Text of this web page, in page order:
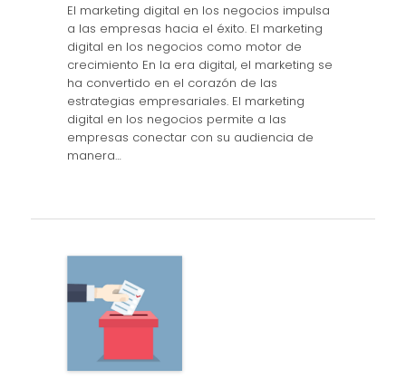
El marketing digital en los negocios impulsa
a las empresas hacia el éxito. El marketing
digital en los negocios como motor de
crecimiento En la era digital, el marketing se
ha convertido en el corazón de las
estrategias empresariales. El marketing
digital en los negocios permite a las
empresas conectar con su audiencia de
manera…